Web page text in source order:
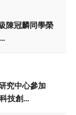
陳冠麟同學榮
究中心參加
技創...